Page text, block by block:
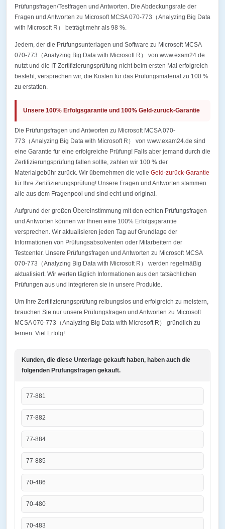
Prüfungsfragen/Testfragen und Antworten. Die Abdeckungsrate der
Fragen und Antworten zu Microsoft MCSA 070-773（Analyzing Big Data
with Microsoft R） beträgt mehr als 98 %.
Jedem, der die Prüfungsunterlagen und Software zu Microsoft MCSA
070-773（Analyzing Big Data with Microsoft R） von www.exam24.de
nutzt und die IT-Zertifizierungsprüfung nicht beim ersten Mal erfolgreich
besteht, versprechen wir, die Kosten für das Prüfungsmaterial zu 100 %
zu erstatten.
Unsere 100% Erfolgsgarantie und 100% Geld-zurück-Garantie
Die Prüfungsfragen und Antworten zu Microsoft MCSA 070-
773（Analyzing Big Data with Microsoft R） von www.exam24.de sind
eine Garantie für eine erfolgreiche Prüfung! Falls aber jemand durch die
Zertifizierungsprüfung fallen sollte, zahlen wir 100 % der
Materialgebühr zurück. Wir übernehmen die volle Geld-zurück-Garantie
für Ihre Zertifizierungsprüfung! Unsere Fragen und Antworten stammen
alle aus dem Fragenpool und sind echt und original.
Aufgrund der großen Übereinstimmung mit den echten Prüfungsfragen
und Antworten können wir Ihnen eine 100% Erfolgsgarantie
versprechen. Wir aktualisieren jeden Tag auf Grundlage der
Informationen von Prüfungsabsolventen oder Mitarbeitern der
Testcenter. Unsere Prüfungsfragen und Antworten zu Microsoft MCSA
070-773（Analyzing Big Data with Microsoft R） werden regelmäßig
aktualisiert. Wir werten täglich Informationen aus den tatsächlichen
Prüfungen aus und integrieren sie in unsere Produkte.
Um Ihre Zertifizierungsprüfung reibungslos und erfolgreich zu meistern,
brauchen Sie nur unsere Prüfungsfragen und Antworten zu Microsoft
MCSA 070-773（Analyzing Big Data with Microsoft R） gründlich zu
lernen. Viel Erfolg!
Kunden, die diese Unterlage gekauft haben, haben auch die
folgenden Prüfungsfragen gekauft.
77-881
77-882
77-884
77-885
70-486
70-480
70-483